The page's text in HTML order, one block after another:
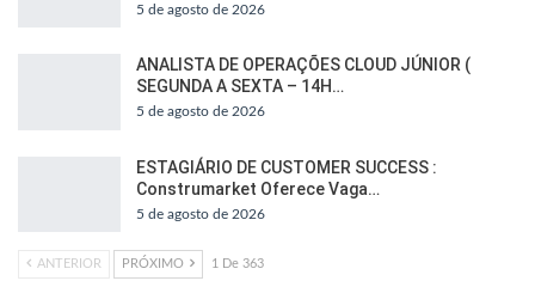
5 de agosto de 2026
ANALISTA DE OPERAÇÕES CLOUD JÚNIOR (
SEGUNDA A SEXTA – 14H…
5 de agosto de 2026
ESTAGIÁRIO DE CUSTOMER SUCCESS :
Construmarket Oferece Vaga…
5 de agosto de 2026
ANTERIOR PRÓXIMO 1 De 363